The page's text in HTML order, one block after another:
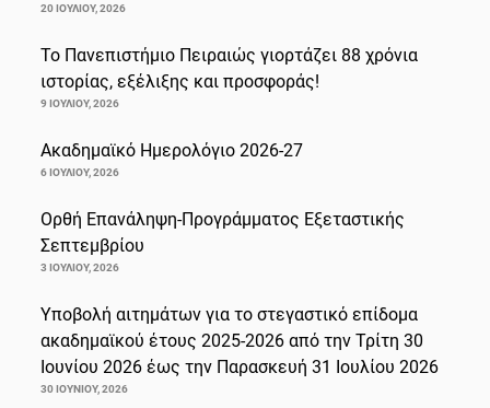
20 ΙΟΥΛΊΟΥ, 2026
Το Πανεπιστήμιο Πειραιώς γιορτάζει 88 χρόνια
ιστορίας, εξέλιξης και προσφοράς!
9 ΙΟΥΛΊΟΥ, 2026
Ακαδημαϊκό Ημερολόγιο 2026-27
6 ΙΟΥΛΊΟΥ, 2026
Ορθή Επανάληψη-Προγράμματος Εξεταστικής
Σεπτεμβρίου
3 ΙΟΥΛΊΟΥ, 2026
Υποβολή αιτημάτων για το στεγαστικό επίδομα
ακαδημαϊκού έτους 2025-2026 από την Τρίτη 30
Ιουνίου 2026 έως την Παρασκευή 31 Ιουλίου 2026
30 ΙΟΥΝΊΟΥ, 2026